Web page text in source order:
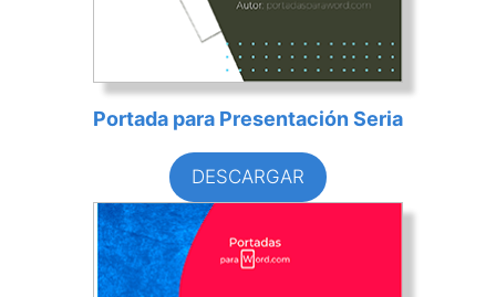
Portada para Presentación Seria
DESCARGAR